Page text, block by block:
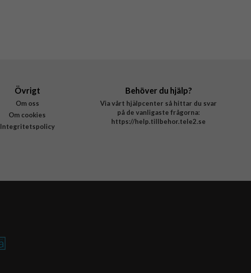
Övrigt
Om oss
Om cookies
Integritetspolicy
Behöver du hjälp?
Via vårt hjälpcenter så hittar du svar
på de vanligaste frågorna:
https://help.tillbehor.tele2.se